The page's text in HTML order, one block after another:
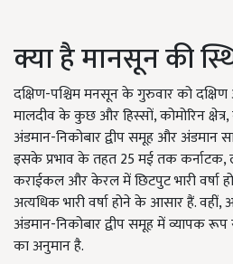
क्या है मानसून की
दक्षिण-पश्चिम मनसून के गुरुवार को
मालदीव के कुछ और हिस्सों, कोमोरिन
अंडमान-निकोबार द्वीप समूह और अंडमान
इसके प्रभाव के तहत 25 मई तक कर्नाटक,
कराईकल और केरल में छिटपुट भारी वर्षा
अत्यधिक भारी वर्षा होने के आसार हैं. वहीं,
अंडमान-निकोबार द्वीप समूह में व्यापक
का अनुमान है.